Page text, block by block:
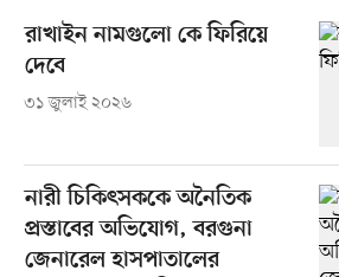
রাখাইন নামগুলো কে ফিরিয়ে
দেবে
৩১ জুলাই ২০২৬
নারী চিকিৎসককে অনৈতিক
প্রস্তাবের অভিযোগ, বরগুনা
জেনারেল হাসপাতালের